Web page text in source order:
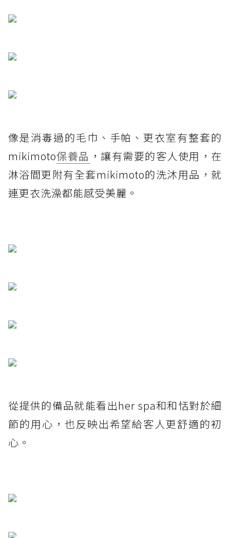
像是消毒過的毛巾、手帕、更衣室有整套的
mikimoto保養品 ，讓有需要的客人使用，在
淋浴間更附有全套mikimoto的洗沐用品，就
連更衣洗澡都能感受美麗。
從提供的備品就能看出her spa和和恬對於細
節的用心，也反映出希望給客人更舒適的初
心。